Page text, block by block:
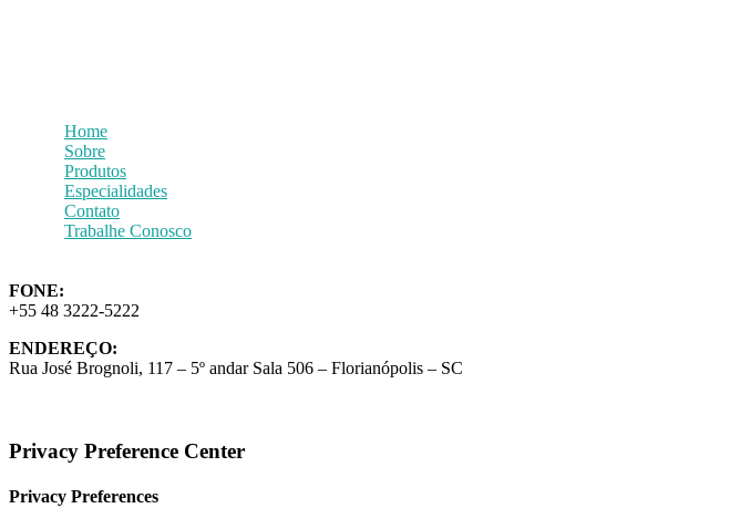
Home
Sobre
Produtos
Especialidades
Contato
Trabalhe Conosco
FONE:
+55 48 3222-5222
ENDEREÇO:
Rua José Brognoli, 117 – 5º andar Sala 506 – Florianópolis – SC
Privacy Preference Center
Privacy Preferences